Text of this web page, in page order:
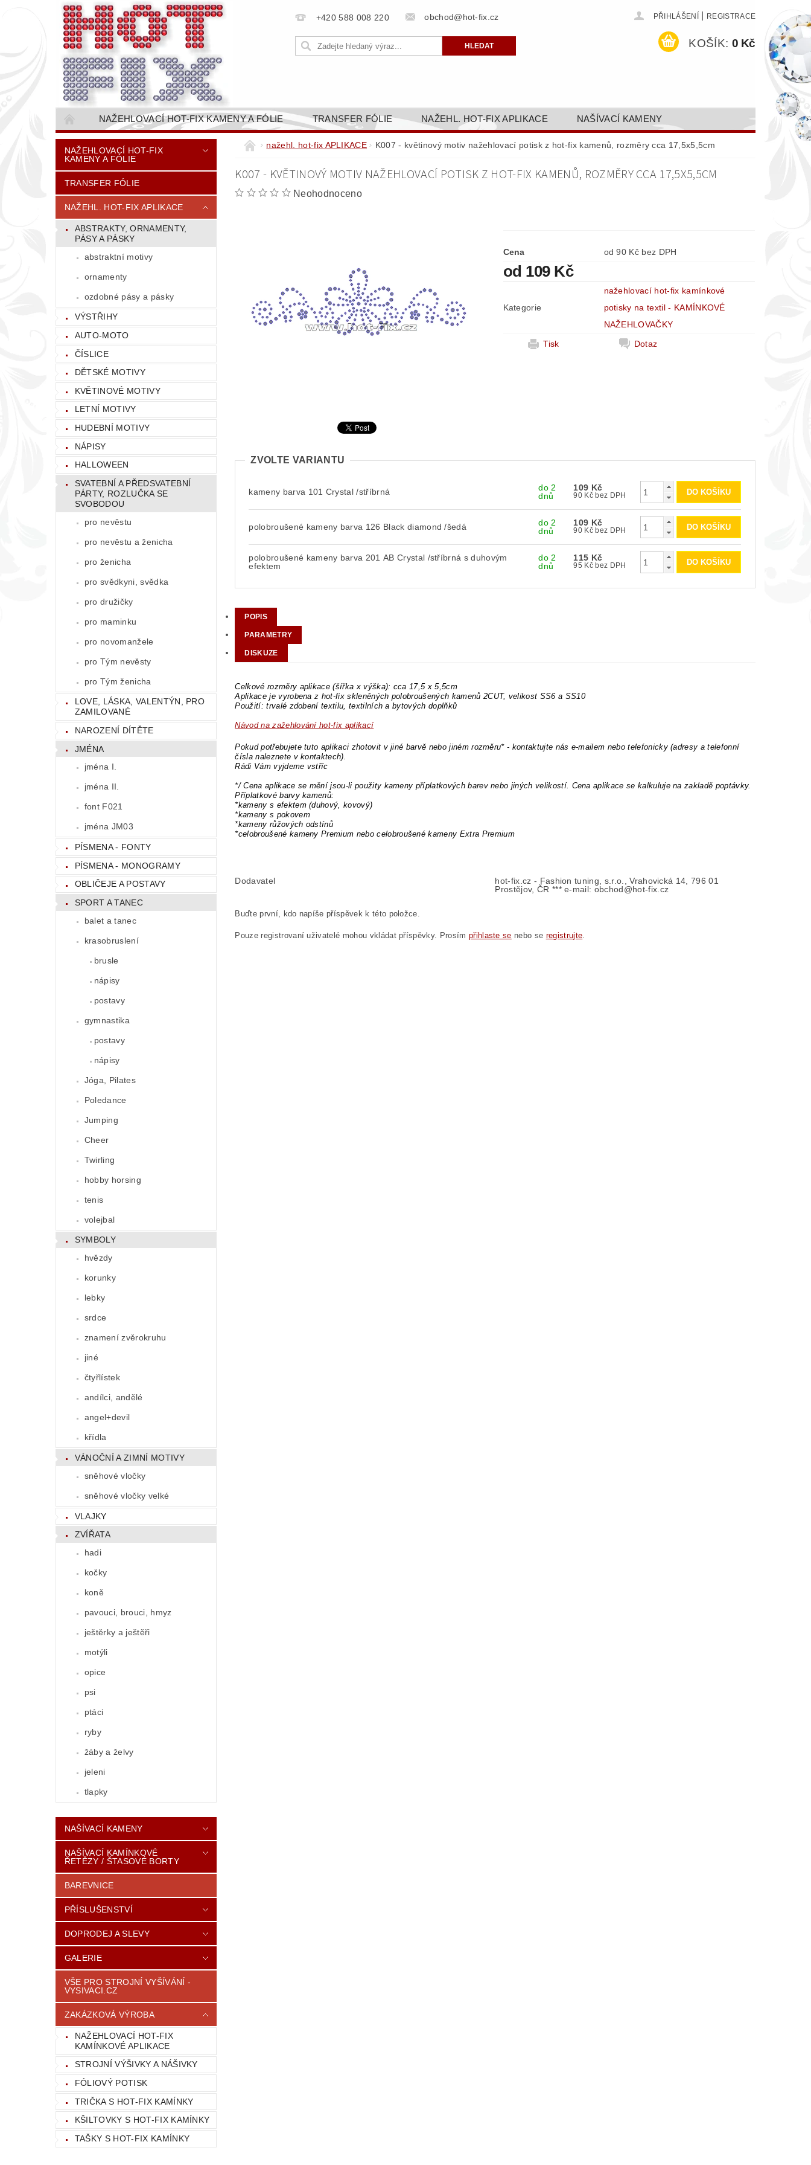
+420 588 008 220 obchod@hot-fix.cz PŘIHLÁŠENÍ REGISTRACE
KOŠÍK: 0 Kč
NAŽEHLOVACÍ HOT-FIX KAMENY A FÓLIE TRANSFER FÓLIE NAŽEHL. HOT-FIX APLIKACE NAŠÍVACÍ KAMENY
NAŠÍVACÍ KAMÍNKOVÉ ŘETĚZY / ŠTASOVÉ BORTY BAREVNICE PŘÍSLUŠENSTVÍ DOPRODEJ A SLEVY GALERIE
VŠE PRO STROJNÍ VYŠÍVÁNÍ - VYSIVACI.CZ
BAREVNICE KAMENŮ
CENÍK DOPRAVY (NÁKLADŮ EXPEDICE) PLATNÝ OD 14. 1.2025
NAŽEHLOVACÍ HOT-FIX
KAMENY A FÓLIE
TRANSFER FÓLIE
NAŽEHL. HOT-FIX APLIKACE
ABSTRAKTY, ORNAMENTY,
PÁSY A PÁSKY
abstraktní motivy
ornamenty
ozdobné pásy a pásky
VÝSTŘIHY
AUTO-MOTO
ČÍSLICE
DĚTSKÉ MOTIVY
KVĚTINOVÉ MOTIVY
LETNÍ MOTIVY
HUDEBNÍ MOTIVY
NÁPISY
HALLOWEEN
SVATEBNÍ A PŘEDSVATEBNÍ
PÁRTY, ROZLUČKA SE
SVOBODOU
pro nevěstu
pro nevěstu a ženicha
pro ženicha
pro svědkyni, svědka
pro družičky
pro maminku
pro novomanžele
pro Tým nevěsty
pro Tým ženicha
LOVE, LÁSKA, VALENTÝN, PRO
ZAMILOVANÉ
NAROZENÍ DÍTĚTE
JMÉNA
jména I.
jména II.
font F021
jména JM03
PÍSMENA - FONTY
PÍSMENA - MONOGRAMY
OBLIČEJE A POSTAVY
SPORT A TANEC
balet a tanec
krasobruslení
brusle
nápisy
postavy
gymnastika
postavy
nápisy
Jóga, Pilates
Poledance
Jumping
Cheer
Twirling
hobby horsing
tenis
volejbal
SYMBOLY
hvězdy
korunky
lebky
srdce
znamení zvěrokruhu
jiné
čtyřlístek
andílci, andělé
angel+devil
křídla
VÁNOČNÍ A ZIMNÍ MOTIVY
sněhové vločky
sněhové vločky velké
VLAJKY
ZVÍŘATA
hadi
kočky
koně
pavouci, brouci, hmyz
ještěrky a ještěři
motýli
opice
psi
ptáci
ryby
žáby a želvy
jeleni
tlapky
NAŠÍVACÍ KAMENY
NAŠÍVACÍ KAMÍNKOVÉ
ŘETĚZY / ŠTASOVÉ BORTY
BAREVNICE
PŘÍSLUŠENSTVÍ
DOPRODEJ A SLEVY
GALERIE
VŠE PRO STROJNÍ VYŠÍVÁNÍ -
VYSIVACI.CZ
ZAKÁZKOVÁ VÝROBA
NAŽEHLOVACÍ HOT-FIX
KAMÍNKOVÉ APLIKACE
STROJNÍ VÝŠIVKY A NÁŠIVKY
FÓLIOVÝ POTISK
TRIČKA S HOT-FIX KAMÍNKY
KŠILTOVKY S HOT-FIX KAMÍNKY
TAŠKY S HOT-FIX KAMÍNKY
nažehl. hot-fix APLIKACE K007 - květinový motiv nažehlovací potisk z hot-fix kamenů, rozměry cca 17,5x5,5cm
K007 - KVĚTINOVÝ MOTIV NAŽEHLOVACÍ POTISK Z HOT-FIX KAMENŮ, ROZMĚRY CCA 17,5X5,5CM
Neohodnoceno
Cena od 90 Kč bez DPH
od 109 Kč
Kategorie
nažehlovací hot-fix kamínkové
potisky na textil - KAMÍNKOVÉ
NAŽEHLOVAČKY
Tisk
Dotaz
ZVOLTE VARIANTU
kameny barva 101 Crystal /stříbrná
do 2
dnů
109 Kč
90 Kč bez DPH
polobroušené kameny barva 126 Black diamond /šedá
do 2
dnů
109 Kč
90 Kč bez DPH
polobroušené kameny barva 201 AB Crystal /stříbrná s duhovým
efektem
do 2
dnů
115 Kč
95 Kč bez DPH
POPIS
PARAMETRY
DISKUZE
Celkové rozměry aplikace (šířka x výška): cca 17,5 x 5,5cm
Aplikace je vyrobena z hot-fix skleněných polobroušených kamenů 2CUT, velikost SS6 a SS10
Použití: trvalé zdobení textilu, textilních a bytových doplňků
Návod na zažehlování hot-fix aplikací
Pokud potřebujete tuto aplikaci zhotovit v jiné barvě nebo jiném rozměru* - kontaktujte nás e-mailem nebo telefonicky (adresy a telefonní
čísla naleznete v kontaktech).
Rádi Vám vyjdeme vstříc
*/ Cena aplikace se mění jsou-li použity kameny příplatkových barev nebo jiných velikostí. Cena aplikace se kalkuluje na zakladě poptávky.
Příplatkové barvy kamenů:
*kameny s efektem (duhový, kovový)
*kameny s pokovem
*kameny růžových odstínů
*celobroušené kameny Premium nebo celobroušené kameny Extra Premium
Dodavatel
hot-fix.cz - Fashion tuning, s.r.o., Vrahovická 14, 796 01
Prostějov, ČR *** e-mail: obchod@hot-fix.cz
Buďte první, kdo napíše příspěvek k této položce.
Pouze registrovaní uživatelé mohou vkládat příspěvky. Prosím přihlaste se nebo se registrujte.